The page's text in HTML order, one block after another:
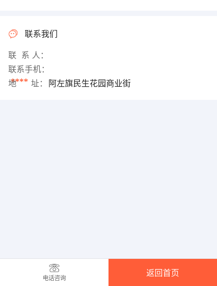
联系我们
联 系 人：
联系手机：
****
地 址： 阿左旗民生花园商业街
电话咨询
返回首页